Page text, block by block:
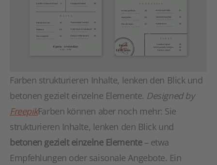
Farben strukturieren Inhalte, lenken den Blick und
betonen gezielt einzelne Elemente. Designed by
FreepikFarben können aber noch mehr: Sie
strukturieren Inhalte, lenken den Blick und
betonen gezielt einzelne Elemente– etwa
Empfehlungen oder saisonale Angebote. Ein